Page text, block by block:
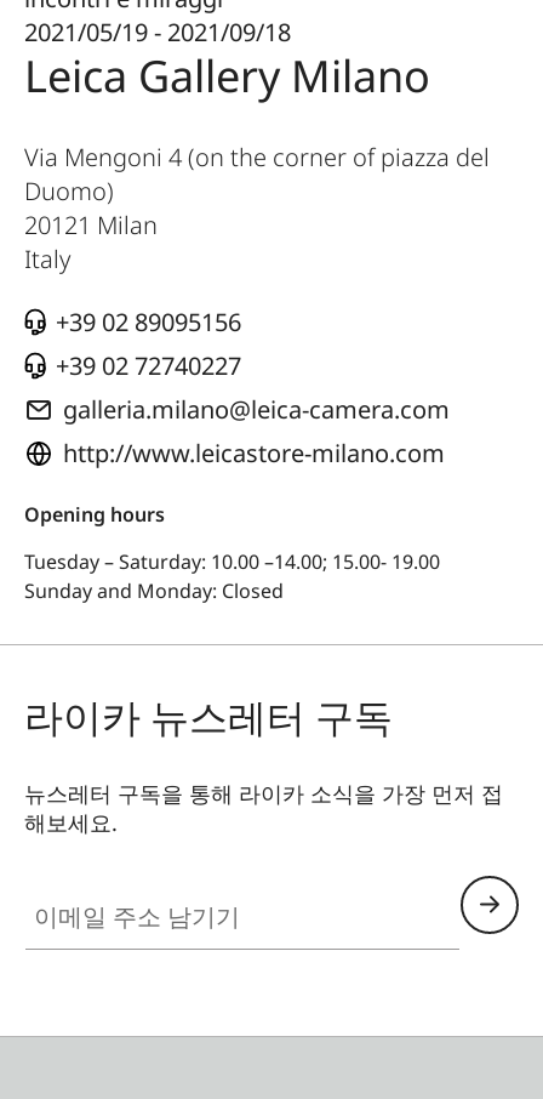
2021/05/19 - 2021/09/18
Leica Gallery Milano
Via Mengoni 4 (on the corner of piazza del
Duomo)
20121 Milan
Italy
+39 02 89095156
+39 02 72740227
galleria.milano@leica-camera.com
http://www.leicastore-milano.com
Opening hours
Tuesday – Saturday: 10.00 –14.00; 15.00- 19.00
Sunday and Monday: Closed
라이카 뉴스레터 구독
뉴스레터 구독을 통해 라이카 소식을 가장 먼저 접
해보세요.